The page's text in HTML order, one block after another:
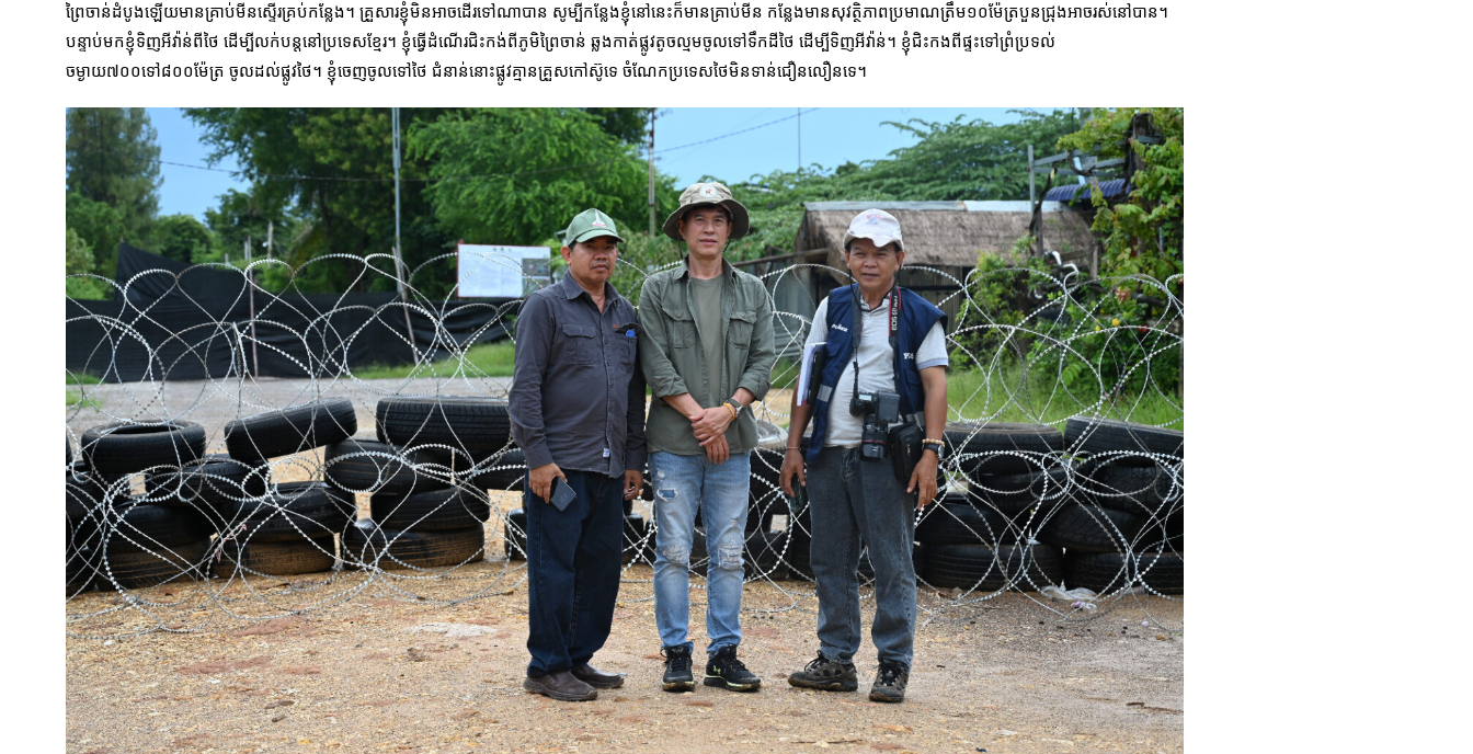
ព្រៃចាន់ដំបូងឡើយមានគ្រាប់មីនស្ទើរគ្រប់កន្លែង។ គ្រួសារខ្ញុំមិនអាចដើរទៅណាបាន សូម្បីកន្លែងខ្ញុំនៅនេះក៏មានគ្រាប់មីន កន្លែងមានសុវត្ថិភាពប្រមាណត្រឹម១០ម៉ែត្របួនជ្រុងអាចរស់នៅបាន។
បន្ទាប់មកខ្ញុំទិញអីវ៉ាន់ពីថៃ ដើម្បីលក់បន្តនៅប្រទេសខ្មែរ។ ខ្ញុំធ្វើដំណើរជិះកង់ពីភូមិព្រៃចាន់ ឆ្លងកាត់ផ្លូវតូចល្មមចូលទៅទឹកដីថៃ ដើម្បីទិញអីវ៉ាន់។ ខ្ញុំជិះកងពីផ្ទះទៅព្រំប្រទល់
ចម្ងាយ៧០០ទៅ៨០០ម៉ែត្រ ចូលដល់ផ្លូវថៃ។ ខ្ញុំចេញចូលទៅថៃ ជំនាន់នោះផ្លូវគ្មានគ្រួសកៅស៊ូទេ ចំណែកប្រទេសថៃមិនទាន់ជឿនលឿនទេ។